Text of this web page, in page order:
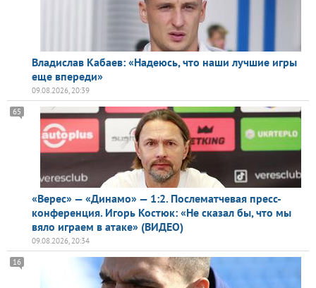
Владислав Кабаев: «Надеюсь, что наши лучшие игры
еще впереди»
09.08.2026, 20:39
«Верес» — «Динамо» — 1:2. Послематчевая пресс-
конференция. Игорь Костюк: «Не сказал бы, что мы
вяло играем в атаке» (ВИДЕО)
65
09.08.2026, 20:34
16